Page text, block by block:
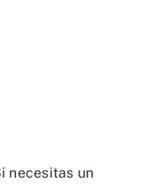
necesitas un